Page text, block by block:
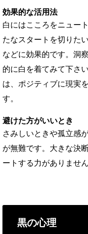
効果的な活用法
白にはこころをニュー
たなスタートを切りた
などに効果的です。洞
的に白を着てみて下さ
は、ポジティブに現実
す。
避けた方がいいとき
さみしいときや孤立感
が無難です。大きな決
ートする力がありません
黒の心理